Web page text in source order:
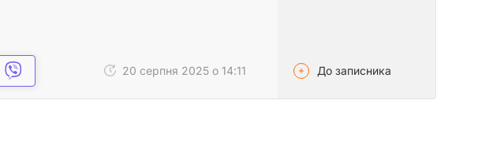
20 серпня 2025 о 14:11 До записника